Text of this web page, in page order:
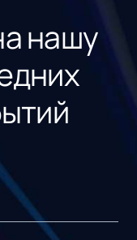
нашу